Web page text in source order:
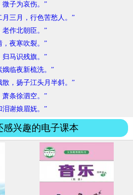
微子为哀伤。”
月三月，行色苦愁人。”
老作北朝臣。”
，夜寒吹裂。”
归马识残旗。”
娥临夜新梳洗。”
散，扬子江头月半斜。”
萧条徐泗空。”
泪谢娘眉妩。”
感兴趣的电子课本